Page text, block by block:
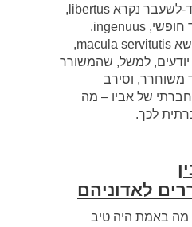
היה נחות יחסית. עבד-לשעבר נקרא libertus,
לעומת הרומאי שנולד חופשי, ingenuus.
העבד נתפס כמי שנושא macula servitutis,
למשל, שהמשורר
משוחרר, וסירב
של אביו – מה
לכך.
לאדוניהם
מה באמת היה טיב